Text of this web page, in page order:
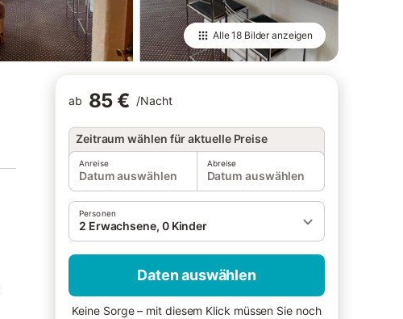
Alle18 Bilderanzeigen
ab 85 € /Nacht
Zeitraum wählen für aktuelle Preise
Anreise
Datum auswählen
Abreise
Datum auswählen
Personen
2 Erwachsene, 0 Kinder
Daten auswählen
Keine Sorge – mit diesem Klick müssen Sie noch